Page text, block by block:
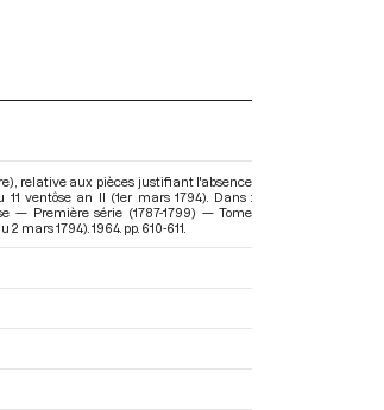
relative aux pièces justifiant l'absence
ventôse an II (1er mars 1794). Dans :
— Première série (1787-1799) — Tome
2 mars 1794) . 1964. pp. 610-611.